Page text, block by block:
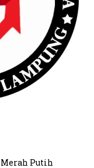
Merah Putih